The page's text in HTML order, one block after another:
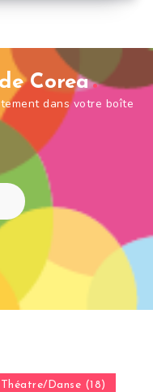
Corea
dans votre boîte
Théatre/Danse (18)